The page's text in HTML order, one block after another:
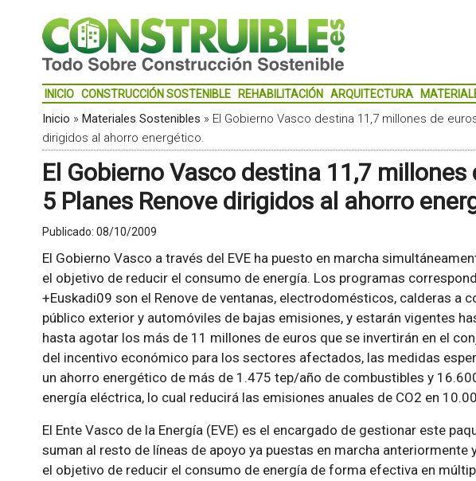
INICIO CONSTRUCCIÓN SOSTENIBLE REHABILITACIÓN ARQUITECTURA
Inicio » Materiales Sostenibles » El Gobierno Vasco destina 11,7 millones de
dirigidos al ahorro energético.
El Gobierno Vasco destina 11,7 millones
5 Planes Renove dirigidos al ahorro
Publicado: 08/10/2009
El Gobierno Vasco a través del EVE ha puesto en marcha
el objetivo de reducir el consumo de energía. Los programas
+Euskadi09 son el Renove de ventanas, electrodomésticos, calderas a
público exterior y automóviles de bajas emisiones, y estarán vigentes
hasta agotar los más de 11 millones de euros que se invertirán en el
del incentivo económico para los sectores afectados, las medidas
un ahorro energético de más de 1.475 tep/año de combustibles y
energía eléctrica, lo cual reducirá las emisiones anuales de CO2 en
El Ente Vasco de la Energía (EVE) es el encargado de gestionar este
suman al resto de líneas de apoyo ya puestas en marcha anteriormente
el objetivo de reducir el consumo de energía de forma efectiva en